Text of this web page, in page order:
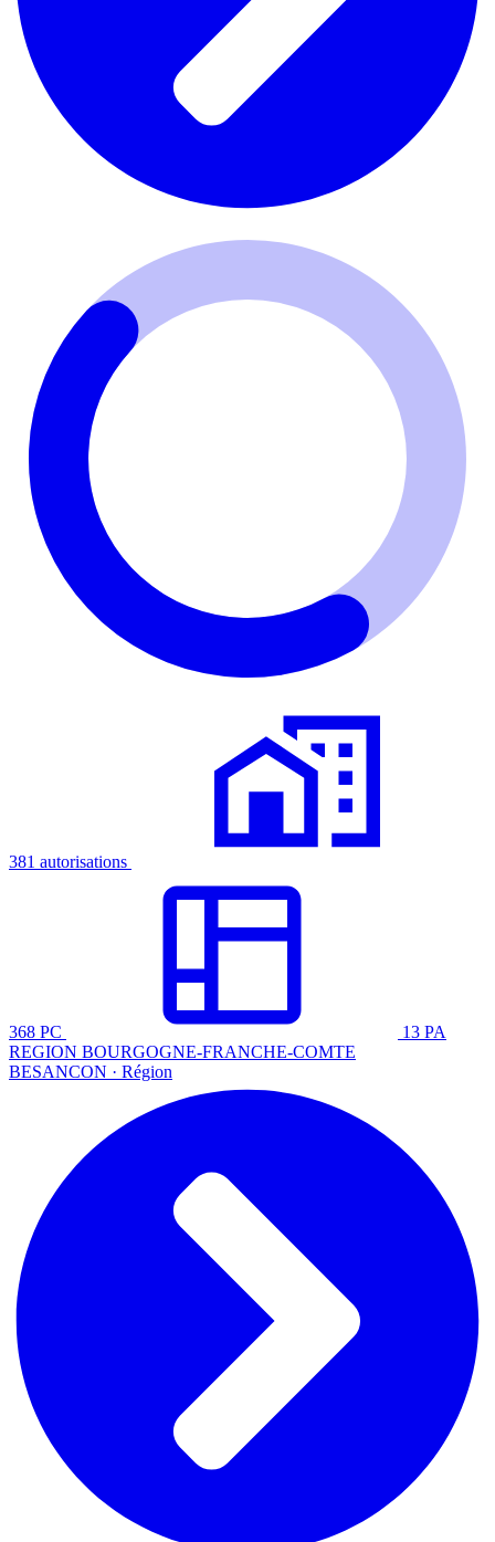
381 autorisations
368 PC
13 PA
REGION BOURGOGNE-FRANCHE-COMTE
BESANCON · Région